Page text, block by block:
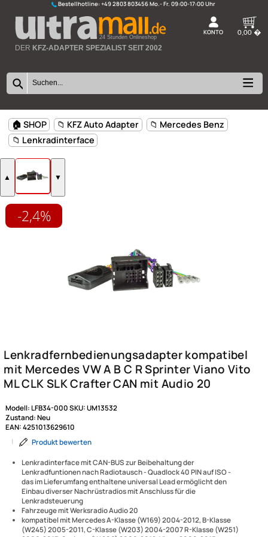
Bestellhotline:+49 2803 803456
24 Stunden Onlineshop
🏠 SHOP 📁 KFZ Auto Adapter
📁 Lenkradinterface
▲ ▼
-2,4%
Lenkradinterface mit CAN-BUS zur Beibehaltung der
Lenkradfuntionen nach Radiotausch - Quadlock 40 PIN auf ISO -
Zustand:Neu
EAN:4251013629610
Produkt bewerten